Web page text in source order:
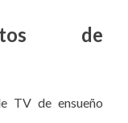
de
TV de ensueño